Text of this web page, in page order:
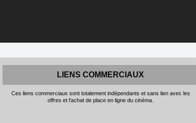
LIENS COMMERCIAUX
Ces liens commerciaux sont totalement indépendants et sans lien avec les
offres et l'achat de place en ligne du cinéma.